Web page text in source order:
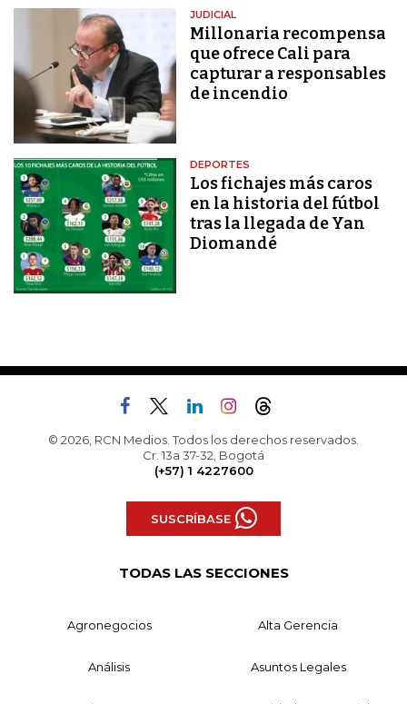
JUDICIAL
Millonaria recompensa
que ofrece Cali para
capturar a responsables
de incendio
DEPORTES
Los fichajes más caros
en la historia del fútbol
tras la llegada de Yan
Diomandé
© 2026, RCN Medios. Todos los derechos reservados.
Cr. 13a 37-32, Bogotá
(+57) 1 4227600
SUSCRÍBASE
TODAS LAS SECCIONES
Agronegocios Alta Gerencia
Análisis Asuntos Legales